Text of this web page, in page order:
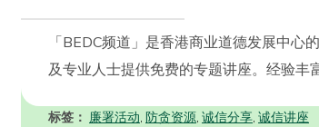
「BEDC频道」是香港商业道德发展中
及专业人士提供免费的专题讲座。经验丰
标签： 廉署活动, 防贪资源, 诚信分享, 诚信讲座